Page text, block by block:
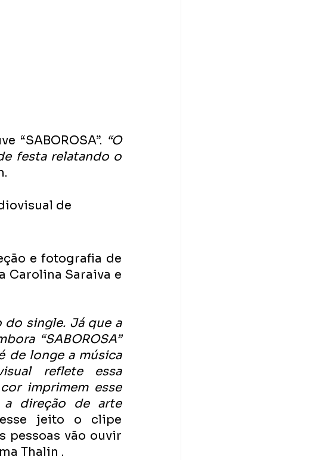
“SABOROSA”. “O
festa relatando o
de
e fotografia de
Carolina Saraiva e
do single. Já que a
“SABOROSA”
de longe a música
reflete essa
imprimem esse
direção de arte
jeito o clipe
pessoas vão ouvir
Thalin .